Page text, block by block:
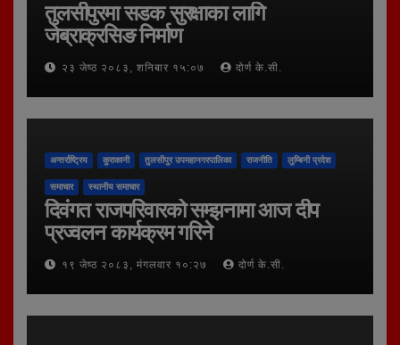
तुलसीपुरमा सडक सुरक्षाका लागि
जेब्राक्रसिङ निर्माण
२३ जेष्ठ २०८३, शनिबार १५:०७ दोर्ण के.सी.
अन्तर्राष्ट्रिय कुराकानी तुलसीपुर उपमहानगरपालिका राजनीति लुम्बिनी प्रदेश
समाचार स्थानीय समाचार
दिवंगत राजपरिवारको सम्झनामा आज दीप
प्रज्वलन कार्यक्रम गरिने
१९ जेष्ठ २०८३, मंगलवार १०:२७ दोर्ण के.सी.